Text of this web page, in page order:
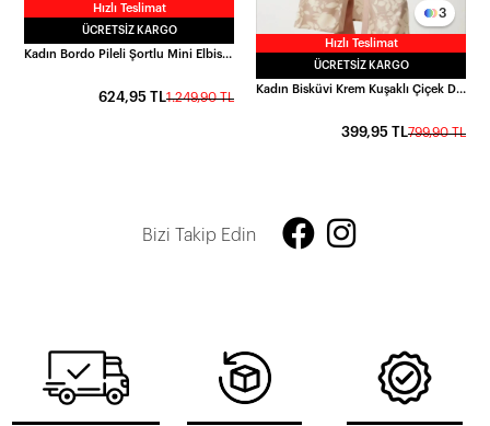
Hızlı Teslimat
ÜCRETSIZ KARGO
Kadın Bordo Pileli Şortlu Mini Elbise HZL25S-FRY122991
1.249,90 TL
624,95 TL
Hızlı Teslimat
3
ÜCRETSIZ KARGO
Kadın Bisküvi Krem Kuşaklı Çiçek Desenli Düğmeli Yazlık Viskon Elbise HZL24S-BD124551
799,90 TL
399,95 TL
Bizi Takip Edin